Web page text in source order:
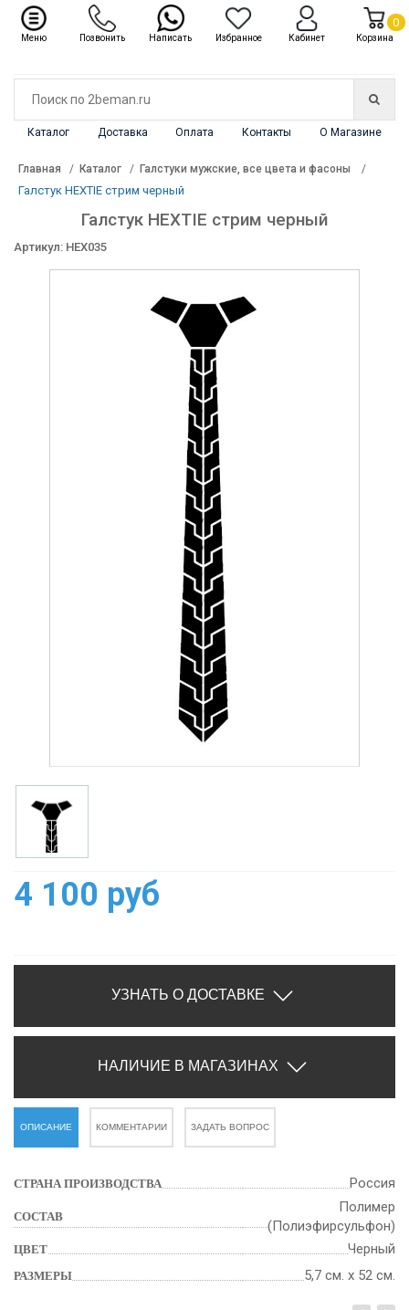
Каталог Доставка Оплата Контакты О Магазине
Каталог ✖
Главная Каталог Галстуки мужские, все цвета и фасоны
Галстук HEXTIE стрим черный
Галстук HEXTIE стрим черный
Артикул: HEX035
4 100 руб
УЗНАТЬ О ДОСТАВКЕ
НАЛИЧИЕ В МАГАЗИНАХ
ОПИСАНИЕ КОММЕНТАРИИ ЗАДАТЬ ВОПРОС
СТРАНА ПРОИЗВОДСТВА Россия
СОСТАВ
Полимер
(Полиэфирсульфон)
ЦВЕТ Черный
РАЗМЕРЫ 5,7 см. х 52 см.
Меню Позвонить Написать Избранное Кабинет Корзина
0